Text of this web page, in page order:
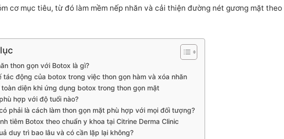
cơ mục tiêu, từ đó làm mềm nếp nhăn và cải thiện đường nét gương mặt
thon gọn với Botox là gì?
tác động của botox trong việc thon gọn hàm và xóa nhăn
toàn diện khi ứng dụng botox trong thon gọn mặt
hợp với độ tuổi nào?
phải là cách làm thon gọn mặt phù hợp với mọi đối tượng?
tiêm Botox theo chuẩn y khoa tại Citrine Derma Clinic
duy trì bao lâu và có cần lặp lại không?